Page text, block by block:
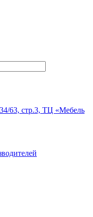
63, стр.3, ТЦ «Мебель